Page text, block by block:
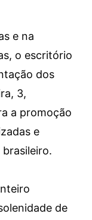
e na
o escritório
dos
3,
a promoção
e
de